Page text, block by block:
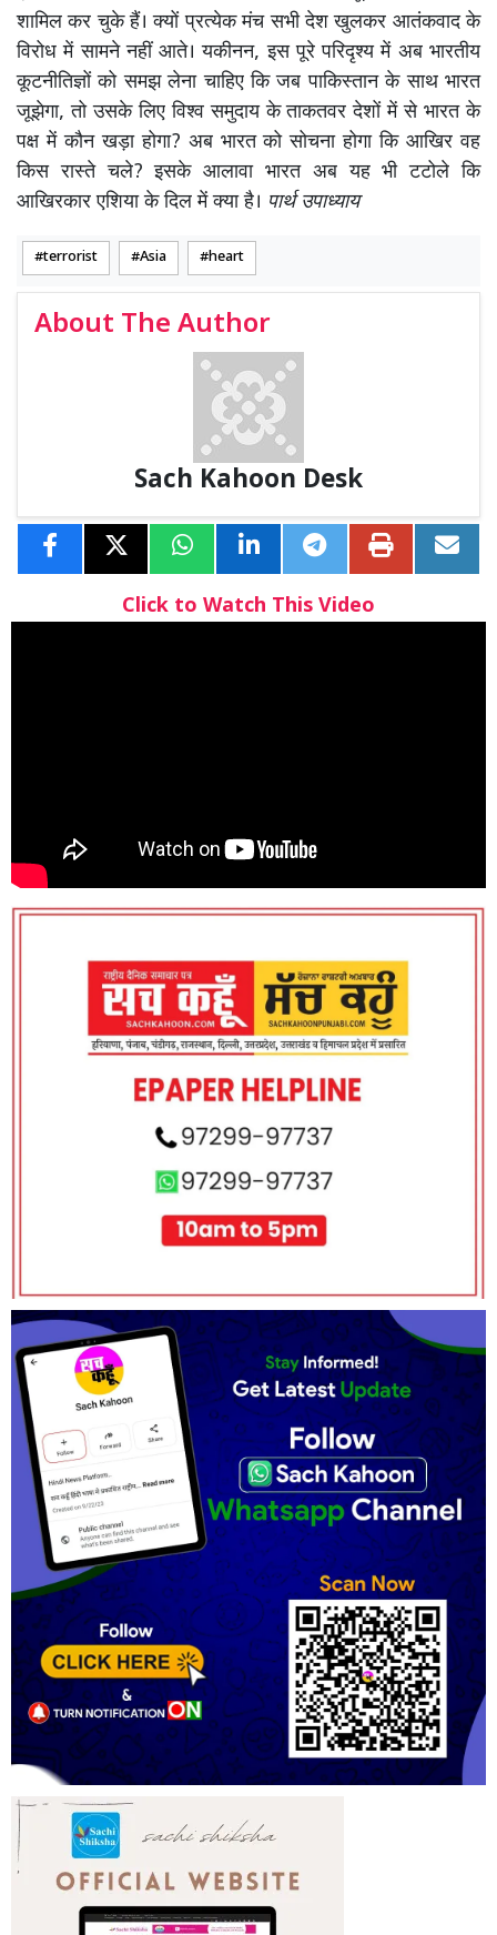
शामिल कर चुके हैं। क्यों प्रत्येक मंच सभी देश खुलकर आतंकवाद के
विरोध में सामने नहीं आते। यकीनन, इस पूरे परिदृश्य में अब भारतीय
कूटनीतिज्ञों को समझ लेना चाहिए कि जब पाकिस्तान के साथ भारत
जूझेगा, तो उसके लिए विश्व समुदाय के ताकतवर देशों में से भारत के
पक्ष में कौन खड़ा होगा? अब भारत को सोचना होगा कि आखिर वह
किस रास्ते चले? इसके आलावा भारत अब यह भी टटोले कि
आखिरकार एशिया के दिल में क्या है। पार्थ उपाध्याय
terrorist Asia heart
About The Author
Sach Kahoon Desk
Click to Watch This Video